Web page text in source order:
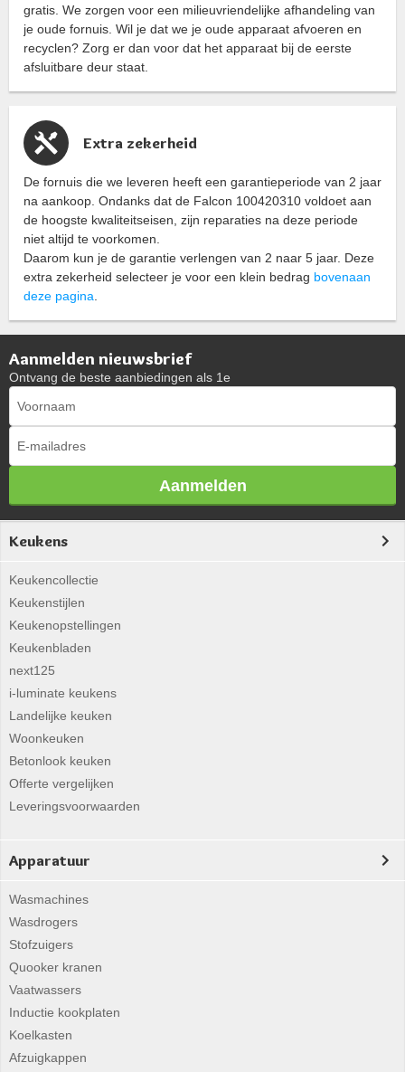
gratis. We zorgen voor een milieuvriendelijke afhandeling van
je oude fornuis. Wil je dat we je oude apparaat afvoeren en
recyclen? Zorg er dan voor dat het apparaat bij de eerste
afsluitbare deur staat.
Extra zekerheid
De fornuis die we leveren heeft een garantieperiode van 2 jaar
na aankoop. Ondanks dat de Falcon 100420310 voldoet aan
de hoogste kwaliteitseisen, zijn reparaties na deze periode
niet altijd te voorkomen.
Daarom kun je de garantie verlengen van 2 naar 5 jaar. Deze
extra zekerheid selecteer je voor een klein bedrag bovenaan
deze pagina.
Aanmelden nieuwsbrief
Ontvang de beste aanbiedingen als 1e
Aanmelden
Keukens
Keukencollectie
Keukenstijlen
Keukenopstellingen
Keukenbladen
next125
i-luminate keukens
Landelijke keuken
Woonkeuken
Betonlook keuken
Offerte vergelijken
Leveringsvoorwaarden
Apparatuur
Wasmachines
Wasdrogers
Stofzuigers
Quooker kranen
Vaatwassers
Inductie kookplaten
Koelkasten
Afzuigkappen